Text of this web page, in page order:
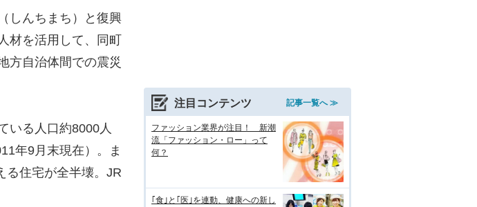
しんちまち）と復興
材を活用して、同町
方自治体間での震災
いる人口約8000人
年9月末現在）。ま
る住宅が全半壊。JR
注目コンテンツ 記事一覧へ ≫
ファッション業界が注目！ 新潮
流「ファッション・ロー」って
何？
｢食｣と｢医｣を連動、健康への新し